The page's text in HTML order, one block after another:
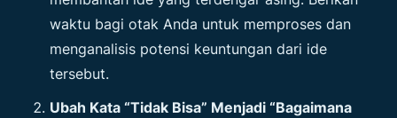
waktu bagi otak Anda untuk memproses dan
menganalisis potensi keuntungan dari ide
tersebut.
Ubah Kata “Tidak Bisa” Menjadi “Bagaimana